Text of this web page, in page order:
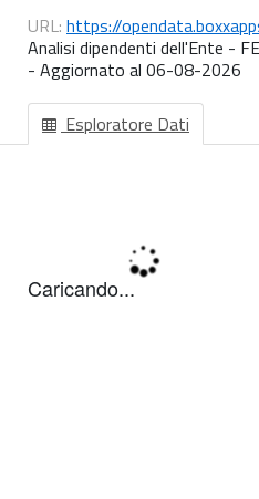
URL: https://opendata.boxxapps.com/dataset/2cb369e3-e045-48f2-8ecd-9e2e4b2a5197/
Analisi dipendenti dell'Ente -
- Aggiornato al 06-08-2026
Esploratore Dati